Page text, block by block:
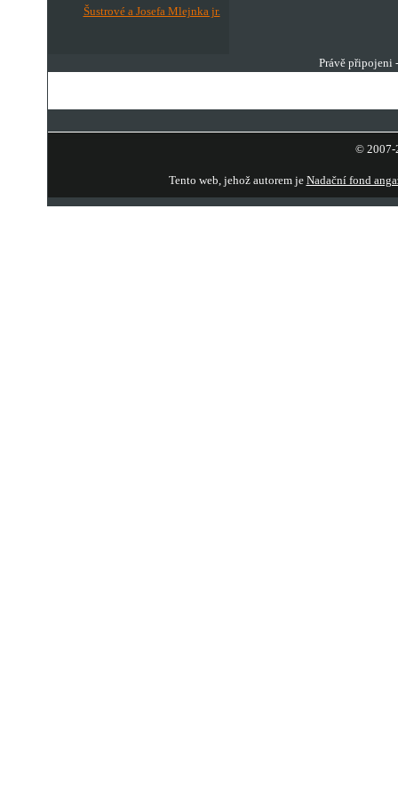
Šustrové a Josefa Mlejnka jr.
Právě připojeni
© 2007-
Tento web, jehož autorem je Nadační fond